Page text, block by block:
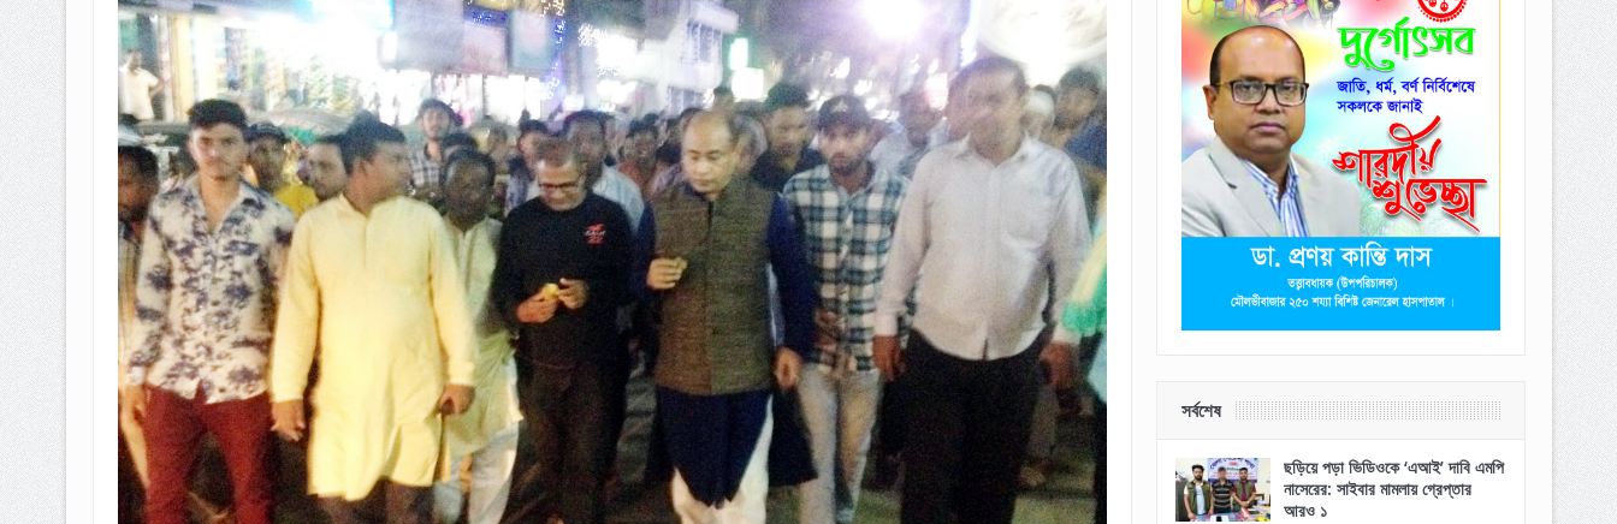
সর্বশেষ
ছড়িয়ে পড়া ভিডিওকে ‘এআই’ দাবি এমপি
নাসেরের: সাইবার মামলায় গ্রেপ্তার
আরও ১